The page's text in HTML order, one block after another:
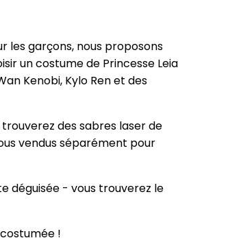
les garçons, nous proposons
un costume de Princesse Leia
Kenobi, Kylo Ren et des
des sabres laser de
vendus séparément pour
déguisée - vous trouverez le
!